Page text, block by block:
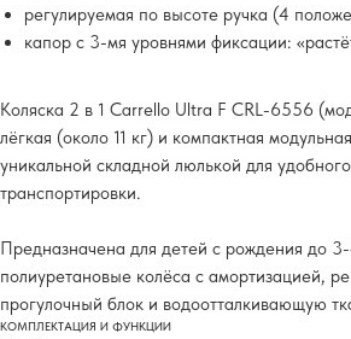
регулируемая по высоте ручка (4
капор с 3-мя уровнями фиксации:
Коляска 2 в 1 Carrello Ultra F CRL-6556
лёгкая (около 11 кг) и компактная
уникальной складной люлькой для
транспортировки.
Предназначена для детей с рождения до
полиуретановые колёса с амортизацией,
прогулочный блок и водоотталкивающую
КОМПЛЕКТАЦИЯ И ФУНКЦИИ